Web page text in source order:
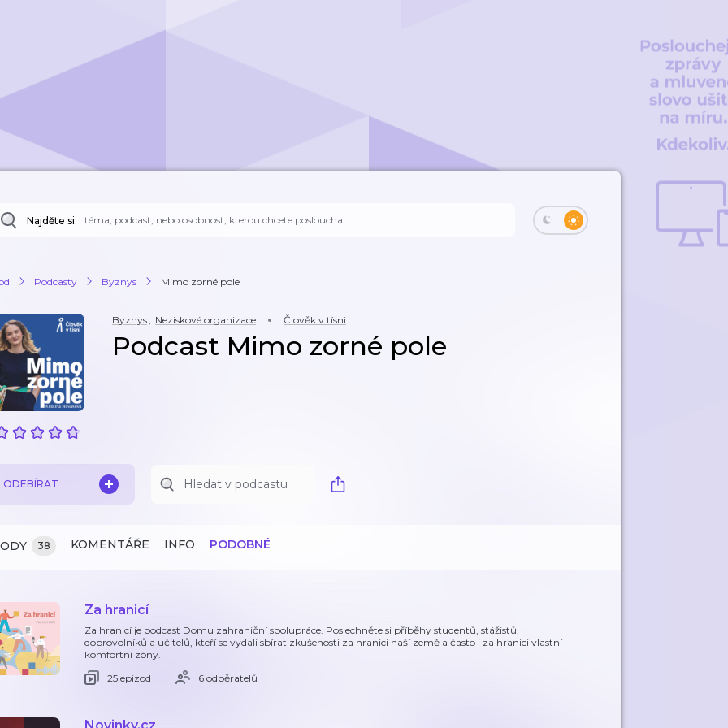
Najděte si:
Podcasty Byznys Mimo zorné pole
Byznys, Neziskové organizace Člověk v tísni
Podcast Mimo zorné pole
ODEBÍRAT
38 KOMENTÁŘE INFO PODOBNÉ
Za hranicí
Za hranicí je podcast Domu zahraniční spolupráce. Poslechněte si příběhy studentů, stážistů,
dobrovolníků a učitelů, kteří se vydali sbírat zkušenosti za hranici naší země a často i za hranici vlastní
komfortní zóny.
25 epizod
6 odběratelů